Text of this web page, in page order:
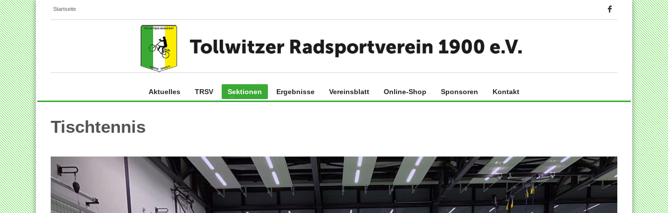
Startseite
Aktuelles TRSV Sektionen Ergebnisse Vereinsblatt Online-Shop Sponsoren Kontakt
Tischtennis